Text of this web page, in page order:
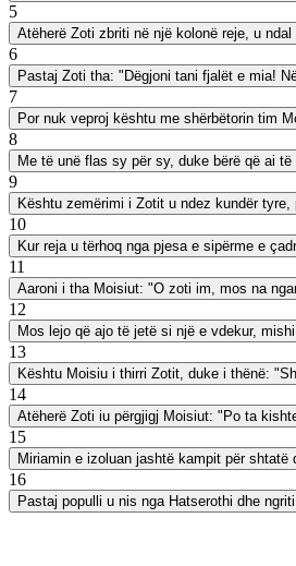
5
Atëherë Zoti zbriti në një kolonë reje, u
6
Pastaj Zoti tha: "Dëgjoni tani fjalët e mia!
7
Por nuk veproj kështu me shërbëtorin tim
8
Me të unë flas sy për sy, duke bërë që ai
9
Kështu zemërimi i Zotit u ndez kundër tyre,
10
Kur reja u tërhoq nga pjesa e sipërme e
11
Aaroni i tha Moisiut: "O zoti im, mos na
12
Mos lejo që ajo të jetë si një e vdekur,
13
Kështu Moisiu i thirri Zotit, duke i thënë:
14
Atëherë Zoti iu përgjigj Moisiut: "Po ta
15
Miriamin e izoluan jashtë kampit për
16
Pastaj populli u nis nga Hatserothi dhe